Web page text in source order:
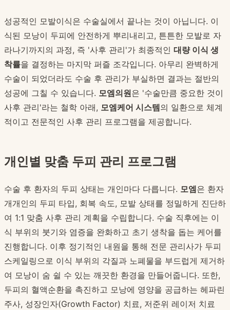
성공적인 모발이식은 수술실에서 끝나는 것이 아닙니다. 이
식된 모낭이 두피에 안전하게 뿌리내리고, 튼튼한 모발로 자
라나기까지의 과정, 즉 '사후 관리'가 최종적인 대량 이식 생
착률을 결정하는 마지막 퍼즐 조각입니다. 아무리 완벽하게
수술이 되었더라도 수술 후 관리가 부실하면 결과는 절반의
성공에 그칠 수 있습니다. 모엠의원은 '수술만큼 중요한 것이
사후 관리'라는 철학 아래, 모엠케어 시스템의 일환으로 체계
적이고 전문적인 사후 관리 프로그램을 제공합니다.
개인별 맞춤 두피 관리 프로그램
수술 후 환자의 두피 상태는 개인마다 다릅니다. 모엠은 환자
개개인의 두피 타입, 회복 속도, 모발 상태를 정밀하게 진단하
여 1:1 맞춤 사후 관리 계획을 수립합니다. 수술 직후에는 이
식 부위의 붓기와 염증을 완화하고 초기 생착을 돕는 케어를
진행합니다. 이후 정기적인 내원을 통해 전문 관리사가 두피
스케일링으로 이식 부위의 각질과 노폐물을 부드럽게 제거하
여 모낭이 숨 쉴 수 있는 깨끗한 환경을 만들어줍니다. 또한,
두피의 혈액순환을 촉진하고 모낭에 영양을 공급하는 헤파린
주사, 성장인자(Growth Factor) 치료, 저준위 레이저 치료